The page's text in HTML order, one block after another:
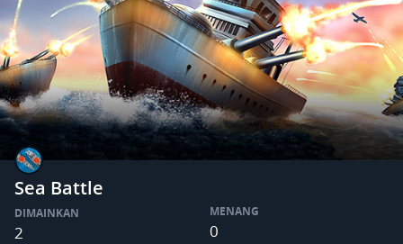
Sea Battle
DIMAINKAN
2
MENANG
0